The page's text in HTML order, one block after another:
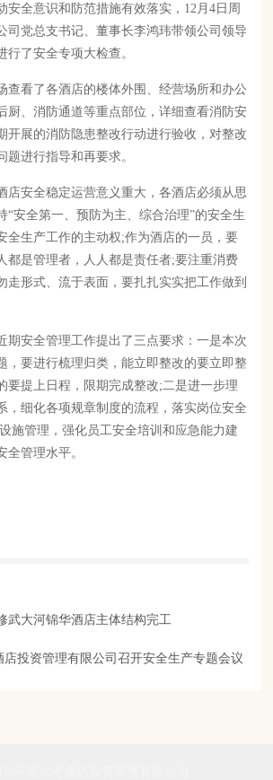
安全意识和防范措施有效落实，12月4日周
司党总支书记、董事长李鸿玮带领公司领导
行了安全专项大检查。
查看了各酒店的楼体外围、经营场所和办公
厨、消防通道等重点部位，详细查看消防安
开展的消防隐患整改行动进行验收，对整改
题进行指导和再要求。
店安全稳定运营意义重大，各酒店必须从思
“安全第一、预防为主、综合治理”的安全生
全生产工作的主动权;作为酒店的一员，要
都是管理者，人人都是责任者;要注重消费
走形式、流于表面，要扎扎实实把工作做到
期安全管理工作提出了三点要求：一是本次
，要进行梳理归类，能立即整改的要立即整
要提上日程，限期完成整改;二是进一步理
，细化各项规章制度的流程，落实岗位安全
施管理，强化员工安全培训和应急能力建
全管理水平。
武大河锦华酒店主体结构完工
店投资管理有限公司召开安全生产专题会议